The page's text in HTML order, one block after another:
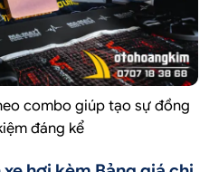
combo giúp tạo sự đồng
đáng kể